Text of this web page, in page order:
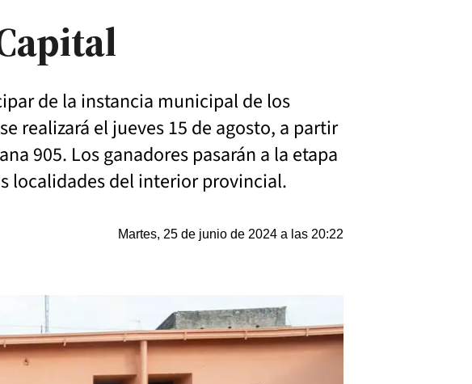
de la instancia municipal de los
realizará el jueves 15 de agosto, a partir
905. Los ganadores pasarán a la etapa
localidades del interior provincial.
Martes, 25 de junio de 2024 a las 20:22